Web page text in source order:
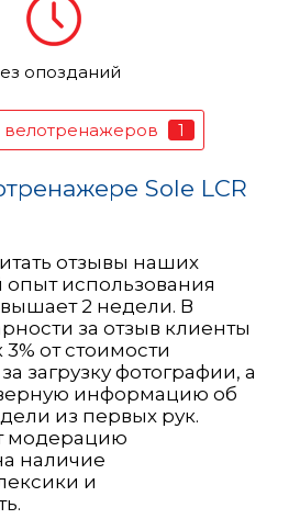
опозданий
1
Sole LCR
отзывы наших
опыт использования
2 недели. В
за отзыв клиенты
от стоимости
загрузку фотографии, а
информацию об
из первых рук.
модерацию
наличие
и